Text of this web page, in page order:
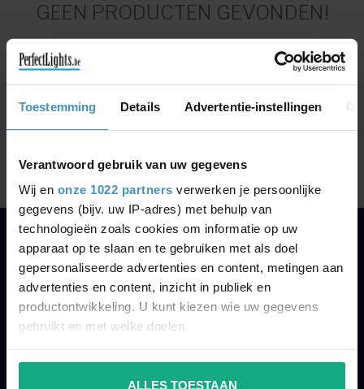
Toestemming Details Advertentie-instellingen
Verantwoord gebruik van uw gegevens
Wij en onze 1022 partners verwerken je persoonlijke
gegevens (bijv. uw IP-adres) met behulp van
technologieën zoals cookies om informatie op uw
apparaat op te slaan en te gebruiken met als doel
gepersonaliseerde advertenties en content, metingen aan
advertenties en content, inzicht in publiek en
productontwikkeling. U kunt kiezen wie uw gegevens
gebruikt en met welke doelen.
Als u het toestaat, willen we ook graag:
ALLES TOESTAAN
GEEN PRODUCTEN GEVONDEN!
Toon1-0van 0
PERFECTLIGHTS
Gegevens:
Kruisbeeldsraat 72
9220 Hamme